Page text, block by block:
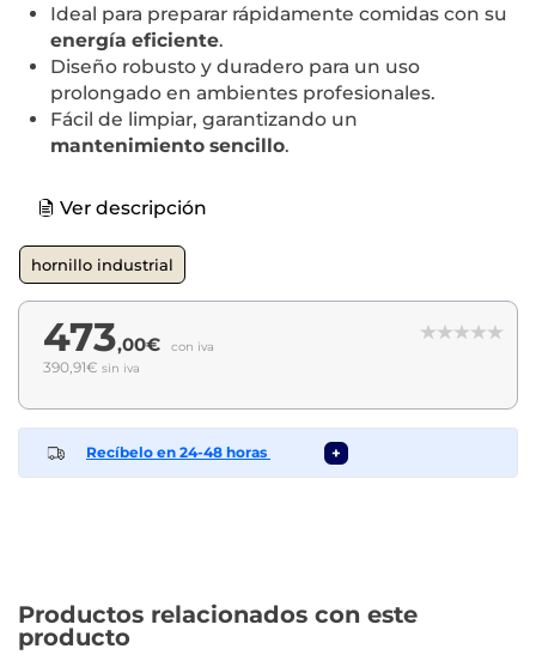
Ideal para preparar rápidamente comidas con su
energía eficiente.
Diseño robusto y duradero para un uso
prolongado en ambientes profesionales.
Fácil de limpiar, garantizando un
mantenimiento sencillo.
Ver descripción
hornillo industrial
473,00€ con iva
390,91€ sin iva
Recíbelo en 24-48 horas +
Productos relacionados con este
producto